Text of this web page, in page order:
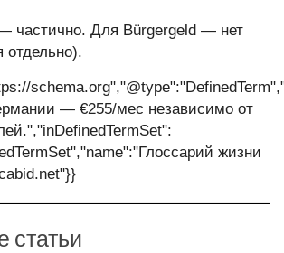
частично. Для Bürgergeld — нет
отдельно).
— €255/мес независимо от
жизни
статьи